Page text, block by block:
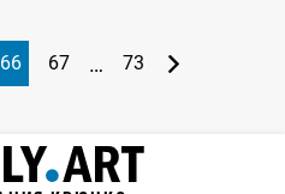
66 67 … 73